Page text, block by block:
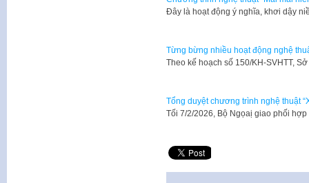
Đây là hoạt động ý nghĩa, khơi dậy
Từng bừng nhiều hoạt động nghệ
Theo kế hoạch số 150/KH-SVHTT,
Tổng duyệt chương trình nghệ thuật
Tối 7/2/2026, Bộ Ngọaị giao phối